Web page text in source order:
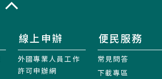
線上申辦
外國專業人員工作
許可申辦網
便民服務
常見問答
下載專區